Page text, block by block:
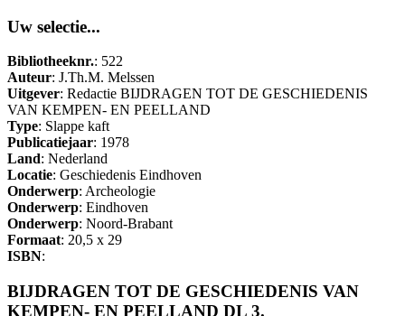
Uw selectie...
Bibliotheeknr.: 522
Auteur: J.Th.M. Melssen
Uitgever: Redactie BIJDRAGEN TOT DE GESCHIEDENIS
VAN KEMPEN- EN PEELLAND
Type: Slappe kaft
Publicatiejaar: 1978
Land: Nederland
Locatie: Geschiedenis Eindhoven
Onderwerp: Archeologie
Onderwerp: Eindhoven
Onderwerp: Noord-Brabant
Formaat: 20,5 x 29
ISBN:
BIJDRAGEN TOT DE GESCHIEDENIS VAN
KEMPEN- EN PEELLAND DL 3.